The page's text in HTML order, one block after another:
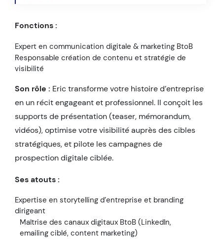
Fonctions :
Expert en communication digitale & marketing BtoB
Responsable création de contenu et stratégie de
visibilité
Son rôle : Eric transforme votre histoire d’entreprise
en un récit engageant et professionnel. Il conçoit les
supports de présentation (teaser, mémorandum,
vidéos), optimise votre visibilité auprès des cibles
stratégiques, et pilote les campagnes de
prospection digitale ciblée.
Ses atouts :
Expertise en storytelling d’entreprise et branding
dirigeant
Maîtrise des canaux digitaux BtoB (LinkedIn,
emailing ciblé, content marketing)